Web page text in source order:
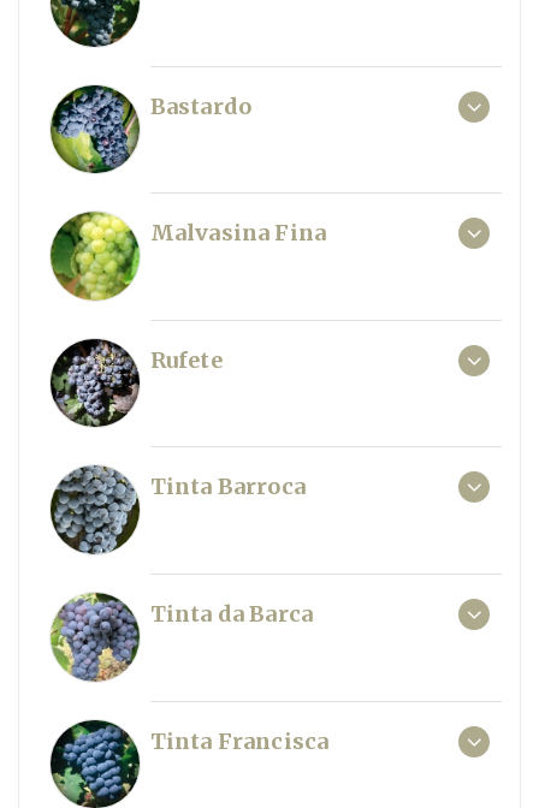
Bastardo
Malvasina Fina
Rufete
Tinta Barroca
Tinta da Barca
Tinta Francisca